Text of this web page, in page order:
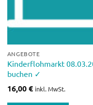
ANGEBOTE
Kinderflohmarkt
buchen ✓
16,00€ inkl. MwSt.